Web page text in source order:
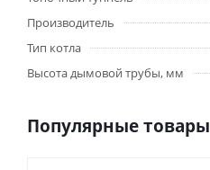
Производитель
Тип котла
Высота дымовой трубы, мм
Популярные товары